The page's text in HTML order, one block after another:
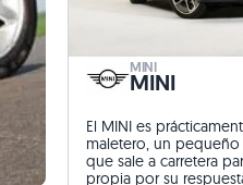
MINI
MINI
El MINI es
maletero, un
que sale a carretera
propia por su